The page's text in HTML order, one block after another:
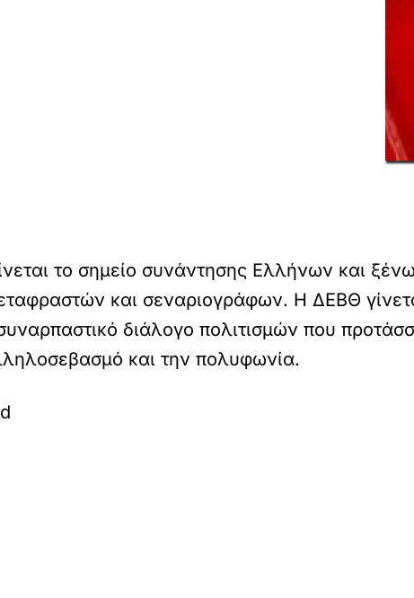
το σημείο συνάντησης Ελλήνων και
και σεναριογράφων. Η ΔΕΒΘ
διάλογο πολιτισμών που
και την πολυφωνία.